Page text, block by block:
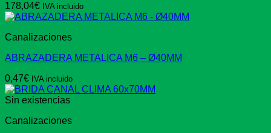
178,04€ IVA incluido
Canalizaciones
ABRAZADERA METALICA M6 – Ø40MM
0,47€ IVA incluido
Sin existencias
Canalizaciones